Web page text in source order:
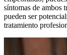
síntomas de ambos
pueden ser
tratamiento